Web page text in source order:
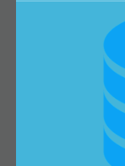
Барои
Барои
Саволҳои маъмул
Маълумоти
Эълонҳо оид ба